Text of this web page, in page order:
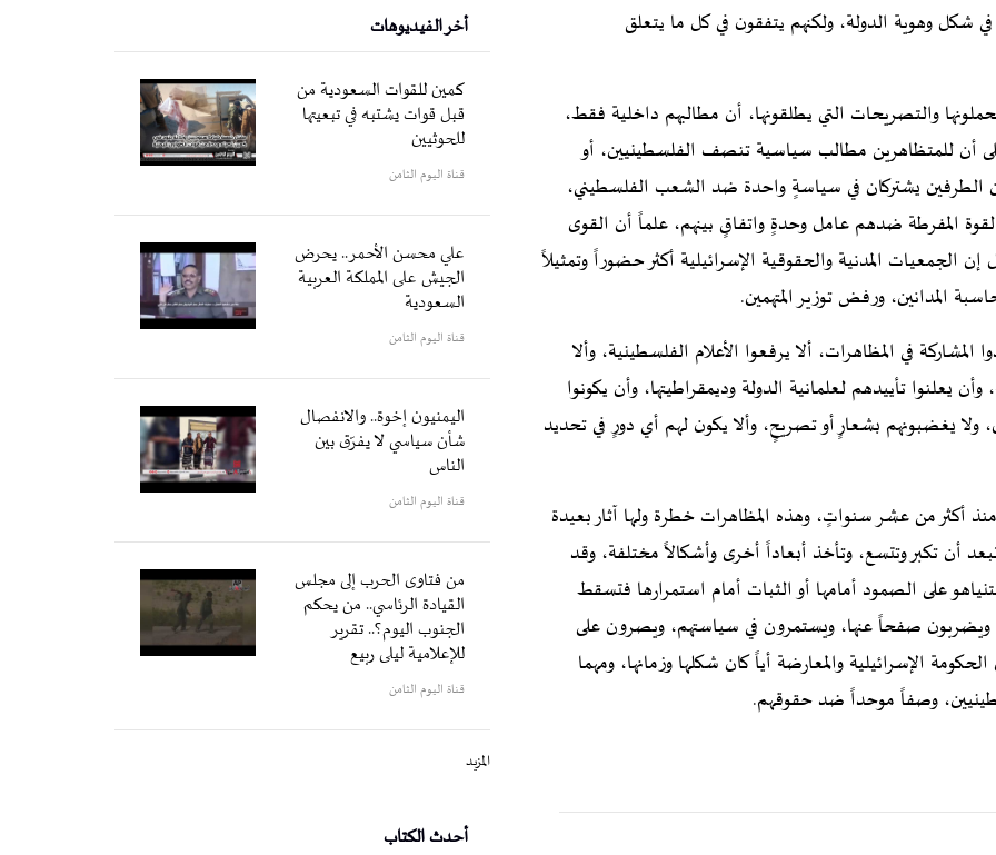
شكل وهوية الدولة، ولكنهم يتفقون في كل ما يتعلق
والتصريحات التي يطلقونها، أن مطالبهم داخلية فقط،
أن للمتظاهرين مطالب سياسية تنصف الفلسطينيين، أو
الطرفين يشتركان في سياسةٍ واحدة ضد الشعب الفلسطيني،
المفرطة ضدهم عامل وحدةٍ واتفاقٍ بينهم، علماً أن القوى
الجمعيات المدنية والحقوقية الإسرائيلية أكثر حضوراً وتمثيلاً
المدانين، ورفض توزير المتهمين.
في المظاهرات، ألا يرفعوا الأعلام الفلسطينية، وألا
يعلنوا تأييدهم لعلمانية الدولة وديمقراطيتها، وأن يكونوا
ولا يغضبونهم بشعارٍ أو تصريحٍ، وألا يكون لهم أي دورٍ في تحديد
أكثر من عشر سنواتٍ، وهذه المظاهرات خطرة ولها آثار بعيدة
أن تكبر وتتسع، وتأخذ أبعاداً أخرى وأشكالاً مختلفة، وقد
على الصمود أمامها أو الثبات أمام استمرارها فتسقط
ويضربون صفحاً عنها، ويستمرون في سياستهم، ويصرون على
الإسرائيلية والمعارضة أياً كان شكلها وزمانها، ومهما
وصفاً موحداً ضد حقوقهم.
أخر الفيديوهات
كمين للقوات السعودية من
قبل قوات يشتبه في تبعيتها
للحوثيين
قناة اليوم الثامن
علي محسن الأحمر.. يحرض
الجيش على المملكة العربية
السعودية
قناة اليوم الثامن
اليمنيون إخوة.. والانفصال
شأن سياسي لا يفرّق بين
الناس
قناة اليوم الثامن
من فتاوى الحرب إلى مجلس
القيادة الرئاسي.. من يحكم
الجنوب اليوم؟.. تقرير
للإعلامية ليلى ربيع
قناة اليوم الثامن
المزيد
أحدث الكتاب